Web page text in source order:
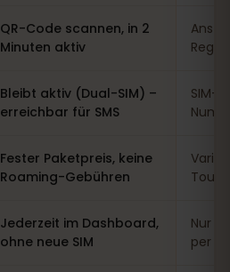
QR-Code scannen, in 2
Minuten aktiv
Bleibt aktiv (Dual-SIM) –
erreichbar für SMS
SIM-
Fester Paketpreis, keine
Roaming-Gebühren
Jederzeit im Dashboard,
ohne neue SIM
Nur
per